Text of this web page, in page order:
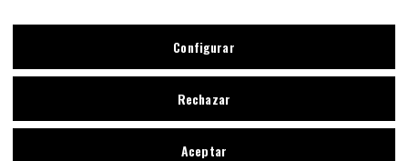
Configurar
Rechazar
Aceptar